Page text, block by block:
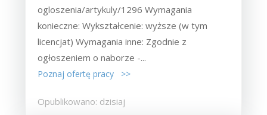
ogloszenia/artykuly/1296 Wymagania
konieczne: Wykształcenie: wyższe (w tym
licencjat) Wymagania inne: Zgodnie z
ogłoszeniem o naborze -...
Poznaj ofertę pracy >>
Opublikowano: dzisiaj